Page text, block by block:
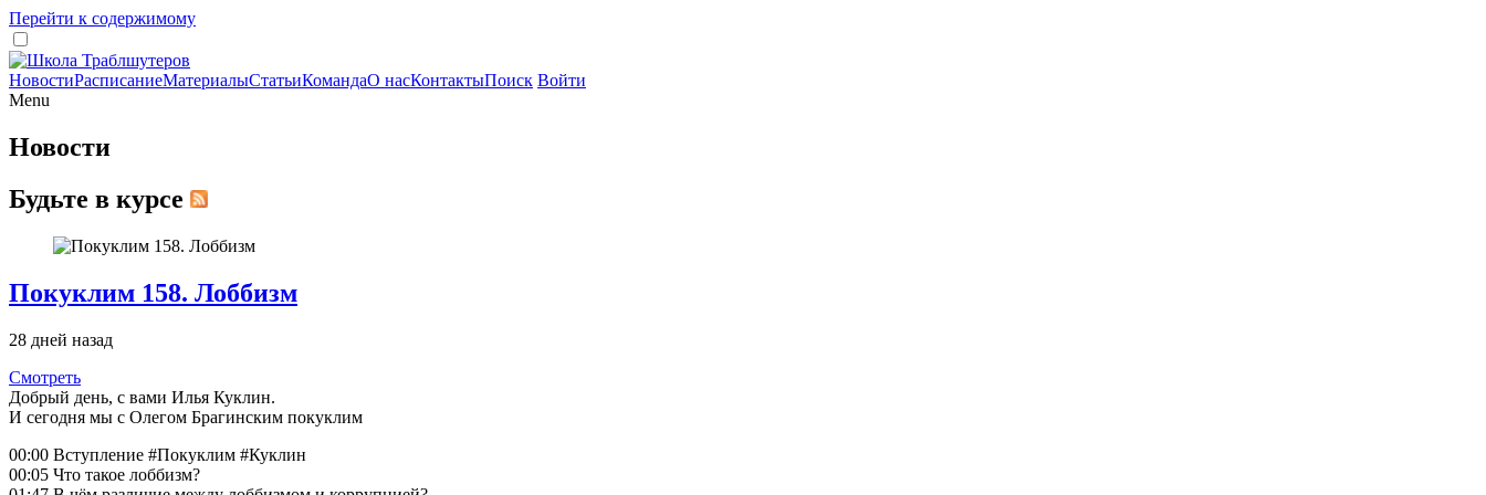
Перейти к содержимому
НовостиРасписаниеМатериалыСтатьиКомандаО насКонтактыПоиск Войти
Menu
Новости
Будьте в курсе
Покуклим 158. Лоббизм
28 дней назад
Смотреть
Добрый день, с вами Илья Куклин.
И сегодня мы с Олегом Брагинским покуклим
00:00 Вступление #Покуклим #Куклин
00:05 Что такое лоббизм?